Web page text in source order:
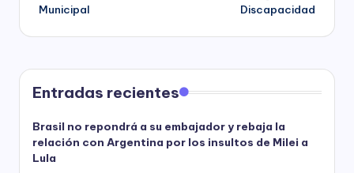
Municipal
Discapacidad
Entradas recientes
Brasil no repondrá a su embajador y rebaja la
relación con Argentina por los insultos de Milei a
Lula